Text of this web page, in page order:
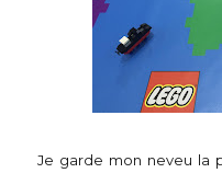
Je garde mon neveu la